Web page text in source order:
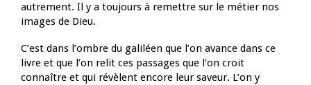
autrement. Il y a toujours à remettre sur le métier nos
images de Dieu.
C’est dans l’ombre du galiléen que l’on avance dans ce
livre et que l’on relit ces passages que l’on croit
connaître et qui révèlent encore leur saveur. L’on y